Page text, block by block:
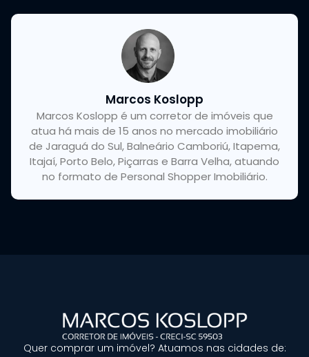
Marcos Koslopp
Marcos Koslopp é um corretor de imóveis que
atua há mais de 15 anos no mercado imobiliário
de Jaraguá do Sul, Balneário Camboriú, Itapema,
Itajaí, Porto Belo, Piçarras e Barra Velha, atuando
no formato de Personal Shopper Imobiliário.
Quer comprar um imóvel? Atuamos nas cidades de: